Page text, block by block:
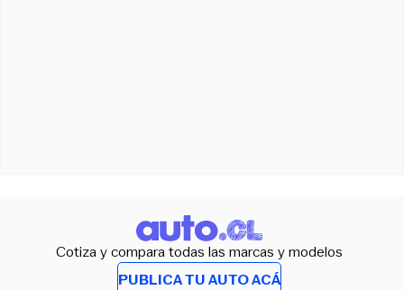
Cotiza y compara todas las marcas y modelos
PUBLICA TU AUTO ACÁ